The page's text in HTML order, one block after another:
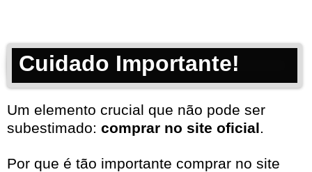
Cuidado Importante!
Um elemento crucial que não pode ser
subestimado: comprar no site oficial.
Por que é tão importante comprar no site